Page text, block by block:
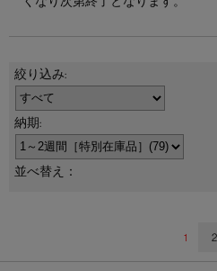
CATALOGUES
ONLINE STORE
並べ替え：
1 2